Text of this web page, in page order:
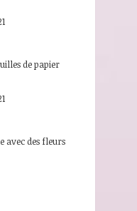
de papier
avec des fleurs